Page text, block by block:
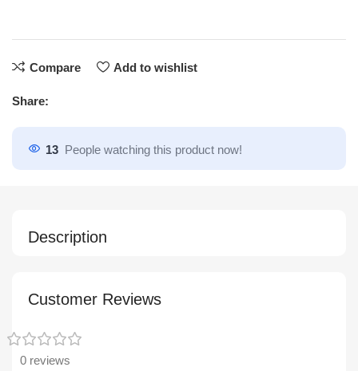
Compare Add to wishlist
Share:
13 People watching this product now!
Description
Customer Reviews
0 reviews